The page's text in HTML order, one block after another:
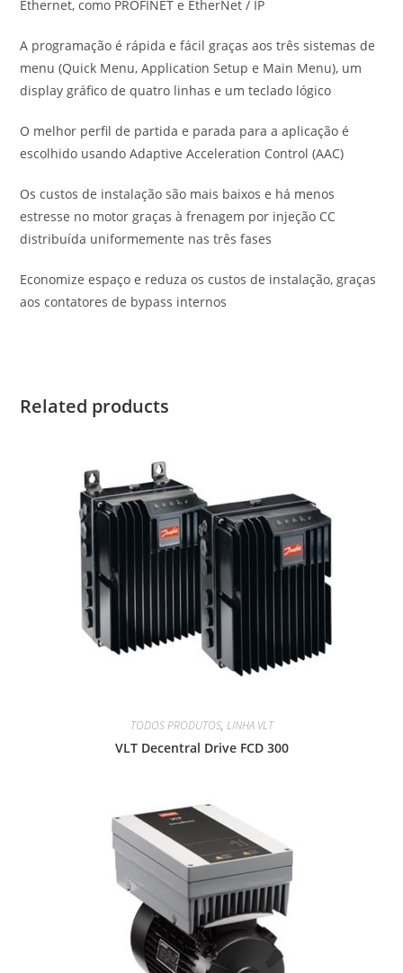
Ethernet, como PROFINET e EtherNet / IP
A programação é rápida e fácil graças aos três sistemas de
menu (Quick Menu, Application Setup e Main Menu), um
display gráfico de quatro linhas e um teclado lógico
O melhor perfil de partida e parada para a aplicação é
escolhido usando Adaptive Acceleration Control (AAC)
Os custos de instalação são mais baixos e há menos
estresse no motor graças à frenagem por injeção CC
distribuída uniformemente nas três fases
Economize espaço e reduza os custos de instalação, graças
aos contatores de bypass internos
Related products
TODOS PRODUTOS, LINHA VLT
VLT Decentral Drive FCD 300